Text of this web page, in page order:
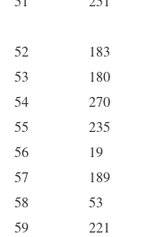
52
183
53
180
54
270
55
235
56
19
57
189
58
53
59
221